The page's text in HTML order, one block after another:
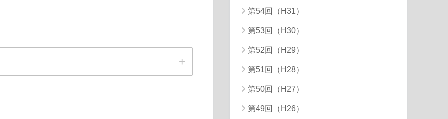
第54回（H31）
第53回（H30）
第52回（H29）
第51回（H28）
第50回（H27）
第49回（H26）